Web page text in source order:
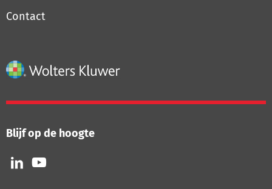
Contact
Blijf op de hoogte
Volg
ons
Volg
ons